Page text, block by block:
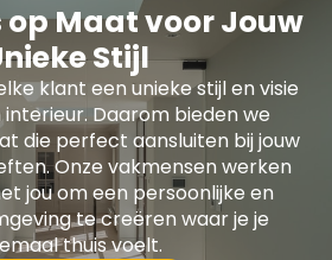
op Maat voor Jouw
Stijl
klant een unieke stijl en visie
Daarom bieden we
die perfect aansluiten bij jouw
Onze vakmensen werken
jou om een persoonlijke en
te creëren waar je je
thuis voelt.